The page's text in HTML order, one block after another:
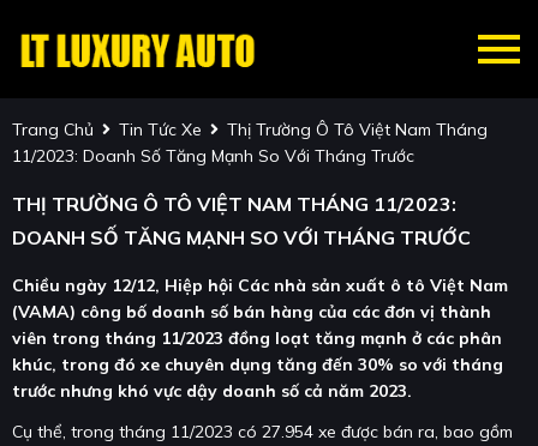
Trang Chủ Tin Tức Xe
Thị Trường Ô Tô Việt Nam Tháng
11/2023: Doanh Số Tăng Mạnh So Với Tháng Trước
THỊ TRƯỜNG Ô TÔ VIỆT NAM THÁNG 11/2023:
DOANH SỐ TĂNG MẠNH SO VỚI THÁNG TRƯỚC
Chiều ngày 12/12, Hiệp hội Các nhà sản xuất ô tô Việt Nam
(VAMA) công bố doanh số bán hàng của các đơn vị thành
viên trong tháng 11/2023 đồng loạt tăng mạnh ở các phân
khúc, trong đó xe chuyên dụng tăng đến 30% so với tháng
trước nhưng khó vực dậy doanh số cả năm 2023.
Cụ thể, trong tháng 11/2023 có 27.954 xe được bán ra, bao gồm